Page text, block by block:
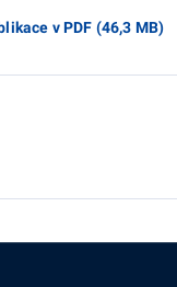
v PDF (46,3 MB)